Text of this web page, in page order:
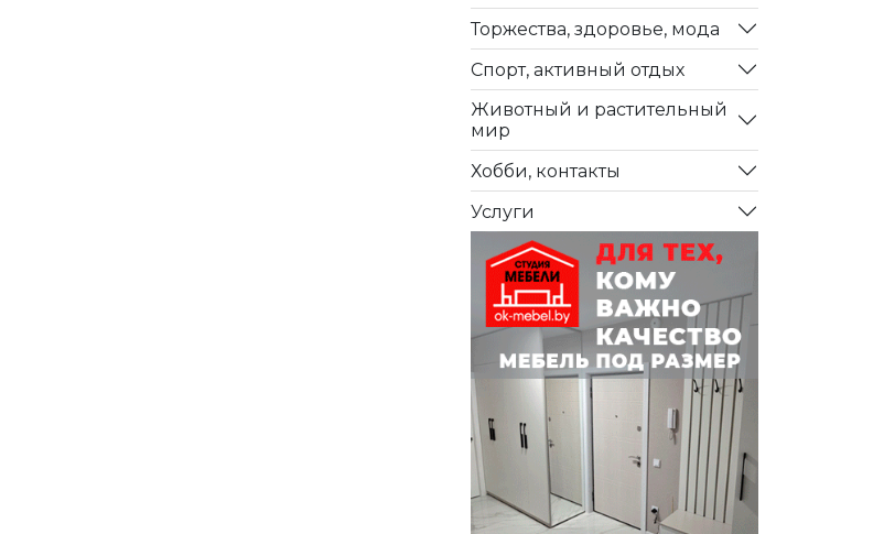
Торжества, здоровье, мода
Спорт, активный отдых
Животный и растительный
мир
Хобби, контакты
Услуги